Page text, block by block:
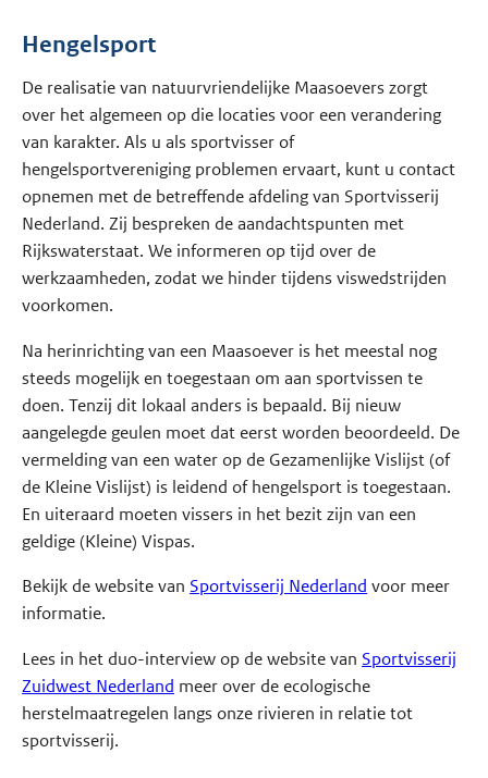
Hengelsport
De realisatie van natuurvriendelijke Maasoevers zorgt
over het algemeen op die locaties voor een verandering
van karakter. Als u als sportvisser of
hengelsportvereniging problemen ervaart, kunt u contact
opnemen met de betreffende afdeling van Sportvisserij
Nederland. Zij bespreken de aandachtspunten met
Rijkswaterstaat. We informeren op tijd over de
werkzaamheden, zodat we hinder tijdens viswedstrijden
voorkomen.
Na herinrichting van een Maasoever is het meestal nog
steeds mogelijk en toegestaan om aan sportvissen te
doen. Tenzij dit lokaal anders is bepaald. Bij nieuw
aangelegde geulen moet dat eerst worden beoordeeld. De
vermelding van een water op de Gezamenlijke Vislijst (of
de Kleine Vislijst) is leidend of hengelsport is toegestaan.
En uiteraard moeten vissers in het bezit zijn van een
geldige (Kleine) Vispas.
Bekijk de website van Sportvisserij Nederland voor meer
informatie.
Lees in het duo-interview op de website van Sportvisserij
Zuidwest Nederland meer over de ecologische
herstelmaatregelen langs onze rivieren in relatie tot
sportvisserij.